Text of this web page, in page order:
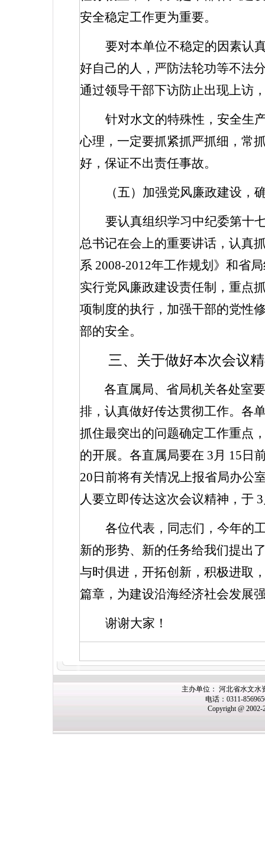
安全稳定工作更为重要。
要对本单位不稳定的因素认
好自己的人，严防法轮功等不法
通过领导干部下访防止出现上访
针对水文的特殊性，安全生
心理，一定要抓紧抓严抓细，常
好，保证不出责任事故。
（五）加强党风廉政建设，
要认真组织学习中纪委第十
总书记在会上的重要讲话，认真
系 2008-2012年工作规划》和省
实行党风廉政建设责任制，重点
项制度的执行，加强干部的党性
部的安全。
三、关于做好本次会议
各直属局、省局机关各处室
排，认真做好传达贯彻工作。各
抓住最突出的问题确定工作重点
的开展。各直属局要在 3月 15 日
20 日前将有关情况上报省局办公
人要立即传达这次会议精神，于 3
各位代表，同志们，今年的
新的形势、新的任务给我们提出
与时俱进，开拓创新，积极进取
篇章，为建设沿海经济社会发展
谢谢大家！
主办单位： 河北省水文水
电话：0311-
Copyright @ 2002-